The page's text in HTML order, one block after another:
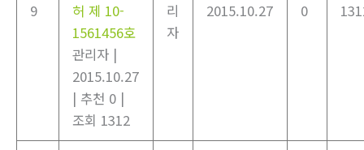
9
허 제 10-
1561456호
관리자 |
2015.10.27
| 추천 0 |
조회 1312
리
자
2015.10.27 0